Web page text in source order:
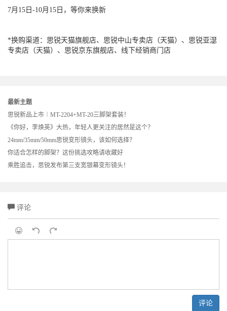
7月15日-10月15日，等你来换新
*换购渠道：思锐天猫旗舰店、思锐中山专卖店（天猫）、思锐亚濏
专卖店（天猫）、思锐京东旗舰店、线下经销商门店
最新主题
思锐新品上市︱MT-2204+MT-20三脚架套装！
《你好，李焕英》大热，年轻人更关注的居然是这个？
24mm/35mm/50mm思锐变形镜头，该如何选择？
你适合怎样的脚架？这份挑选攻略请收藏好
乘胜追击，思锐发布第三支宽银幕变形镜头！
评论
评论